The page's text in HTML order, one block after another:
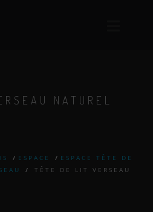
NATUREL
/ ESPACE / ESPACE TÊTE DE
/
TÊTE DE LIT VERSEAU